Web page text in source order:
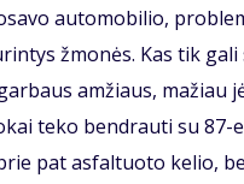
au­to­mo­bi­lio,
žmo­nės. Kas tik
am­žiaus, ma­žiau
te­ko ben­drau­ti su
pat as­fal­tuo­to ke­lio,